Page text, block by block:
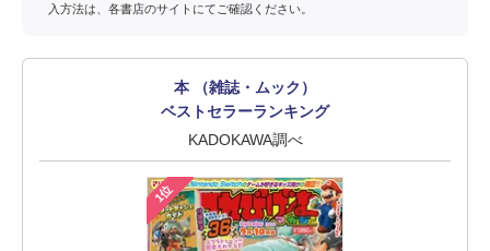
入方法は、各書店のサイトにてご確認ください。
本 （雑誌・ムック）
ベストセラーランキング
KADOKAWA調べ
1位